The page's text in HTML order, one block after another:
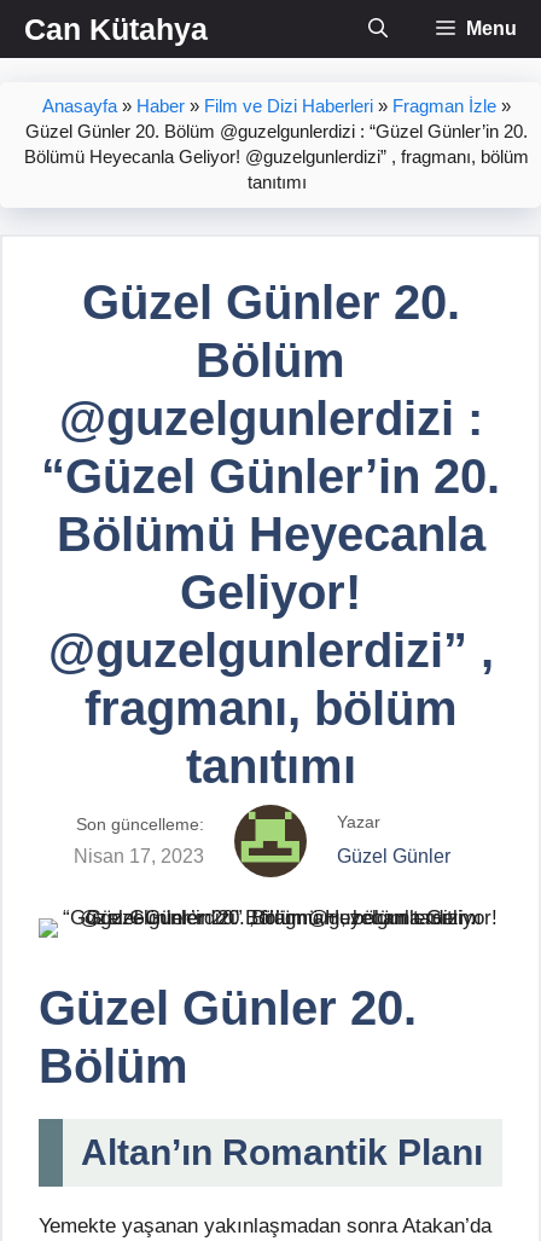
İçeriğe
atlaCan Kütahya Menu
Anasayfa » Haber » Film ve Dizi Haberleri » Fragman İzle »
Güzel Günler 20. Bölüm @guzelgunlerdizi : “Güzel Günler’in 20.
Bölümü Heyecanla Geliyor! @guzelgunlerdizi” , fragmanı, bölüm
tanıtımı
Güzel Günler 20.
Bölüm
@guzelgunlerdizi :
“Güzel Günler’in 20.
Bölümü Heyecanla
Geliyor!
@guzelgunlerdizi” ,
fragmanı, bölüm
tanıtımı
Son güncelleme:
Nisan 17, 2023
Yazar
Güzel Günler
Güzel Günler 20.
Bölüm
Altan’ın Romantik Planı
Yemekte yaşanan yakınlaşmadan sonra Atakan’da